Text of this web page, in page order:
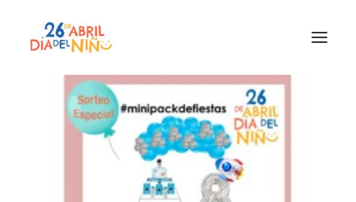
¿Qué es el Día del Niño?
¿Cómo lo vamos a celebrar?
Participa con tu cole